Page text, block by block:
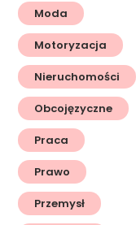
Moda
Motoryzacja
Nieruchomości
Obcojęzyczne
Praca
Prawo
Przemysł